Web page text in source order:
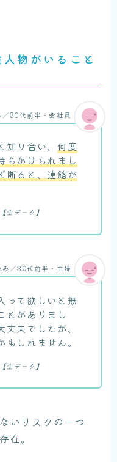
物がいること
り合い、 何度
ちかけられまし
断ると、連絡が
生データ】
／30代前半・会社員
って欲しいと無
とがありまし
夫でしたが、
もしれません。
生データ】
み／30代前半・主婦
いリスクの一つ
在。